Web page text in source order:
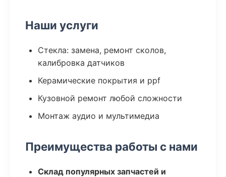
Наши услуги
Стекла: замена, ремонт сколов,
калибровка датчиков
Керамические покрытия и ppf
Кузовной ремонт любой сложности
Монтаж аудио и мультимедиа
Преимущества работы с нами
Склад популярных запчастей и